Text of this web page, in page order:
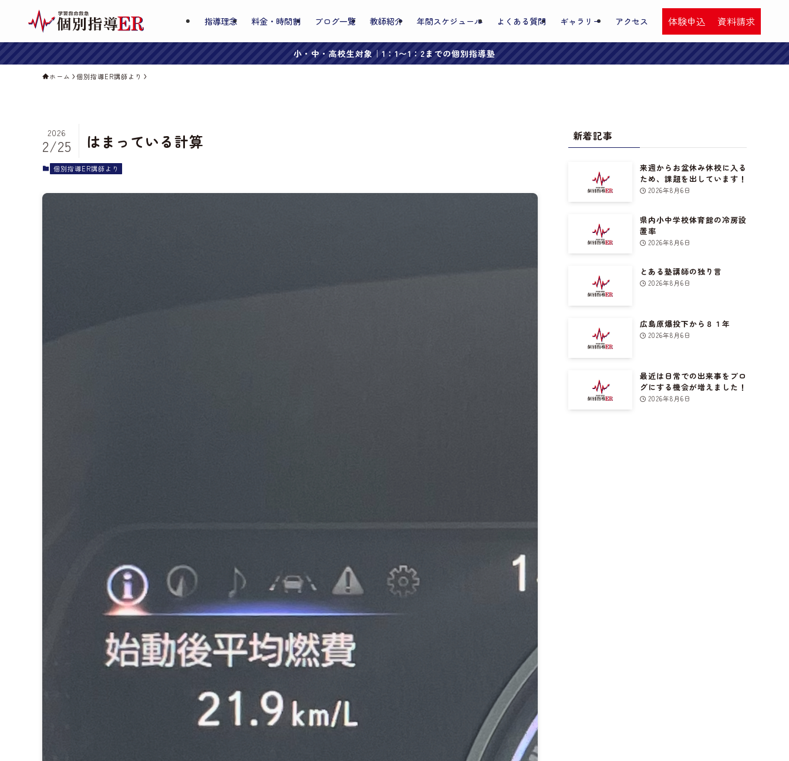
指導理念 料金・時間割 ブログ一覧 教師紹介 年間スケジュール よくある質問 ギャラリー アクセス 体験申込 資料請求
小・中・高校生対象｜1：1〜1：2までの個別指導塾
ホーム 個別指導ER講師より
はまっている計算
2026
2/25
個別指導ER講師より
新着記事
来週からお盆休み休校に入る
ため、課題を出しています！
2026年8月6日
県内小中学校体育館の冷房設
置率
2026年8月6日
とある塾講師の独り言
2026年8月6日
広島原爆投下から８１年
2026年8月6日
最近は日常での出来事をブロ
グにする機会が増えました！
2026年8月6日